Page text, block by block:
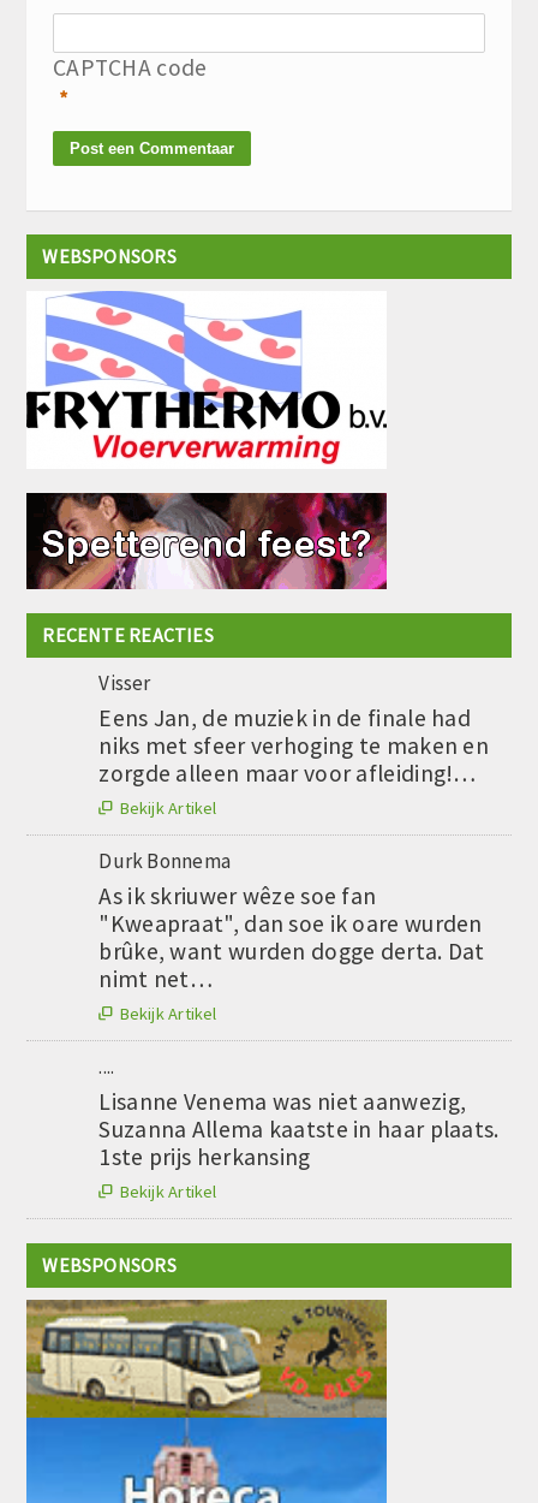
CAPTCHA code
*
WEBSPONSORS
RECENTE REACTIES
Visser
Eens Jan, de muziek in de finale had
niks met sfeer verhoging te maken en
zorgde alleen maar voor afleiding!…
 Bekijk Artikel
Durk Bonnema
As ik skriuwer wêze soe fan
"Kweapraat", dan soe ik oare wurden
brûke, want wurden dogge derta. Dat
nimt net…
 Bekijk Artikel
....
Lisanne Venema was niet aanwezig,
Suzanna Allema kaatste in haar plaats.
1ste prijs herkansing
 Bekijk Artikel
WEBSPONSORS